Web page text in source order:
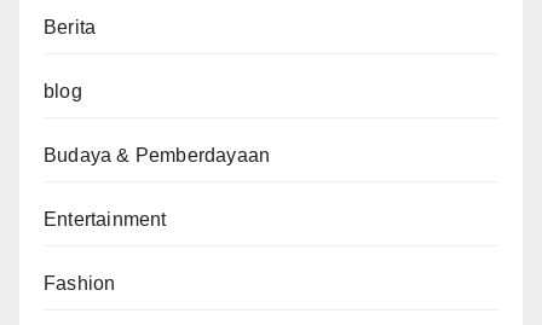
Berita
blog
Budaya & Pemberdayaan
Entertainment
Fashion